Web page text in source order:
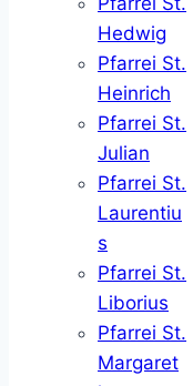
Hedwig
Pfarrei St.
Heinrich
Pfarrei St.
Julian
Pfarrei St.
Laurentiu
s
Pfarrei St.
Liborius
Pfarrei St.
Margaret